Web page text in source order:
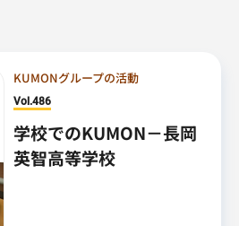
KUMONグループの活動
Vol.486
学校でのKUMON－長岡
英智高等学校